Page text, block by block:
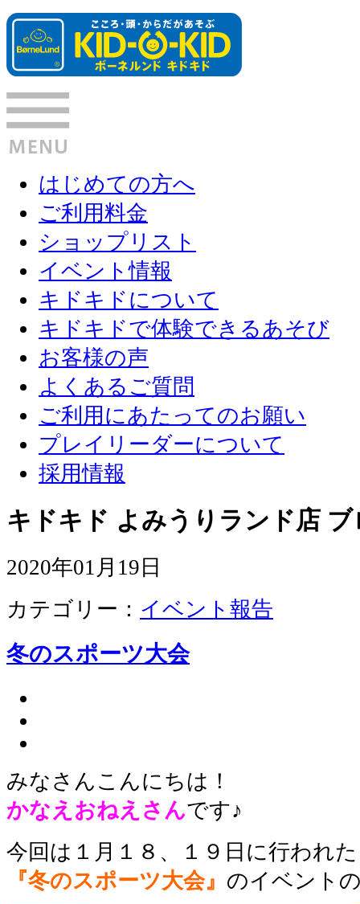
はじめての方へ
ご利用料金
ショップリスト
イベント情報
キドキドについて
キドキドで体験できるあそび
お客様の声
よくあるご質問
ご利用にあたってのお願い
プレイリーダーについて
採用情報
キドキド よみうりランド店 ブ
2020年01月19日
カテゴリー： イベント報告
冬のスポーツ大会
みなさんこんにちは！
かなえおねえさんです♪
今回は１月１８、１９日に行われた
『冬のスポーツ大会』 のイベント